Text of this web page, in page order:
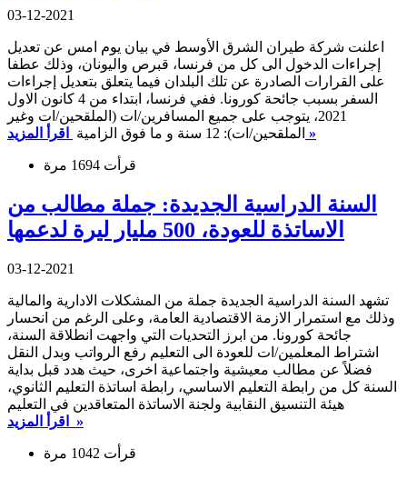
03-12-2021
اعلنت شركة طيران الشرق الأوسط في بيان يوم امس عن تعديل
إجراءات الدخول الى كل من فرنسا، قبرص واليونان، وذلك عطفا
على القرارات الصادرة عن تلك البلدان فيما يتعلق بتعديل إجراءات
السفر بسبب جائحة كورونا. ففي فرنسا، ابتداء من 4 كانون الاول
2021، يتوجب على جميع المسافرين/ات (الملقحين/ات وغير
الملقحين/ات): 12 سنة و ما فوق الزامية اقرأ المزيد »
قرأت 1694 مرة
السنة الدراسية الجديدة: جملة مطالب من
الاساتذة للعودة، 500 مليار ليرة لدعمها
03-12-2021
تشهد السنة الدراسية الجديدة جملة من المشكلات الادارية والمالية
وذلك مع استمرار الازمة الاقتصادية العامة، وعلى الرغم من انحسار
جائحة كورونا. من ابرز التحديات التي واجهت انطلاقة السنة،
اشتراط المعلمين/ات للعودة الى التعليم رفع الرواتب وبدل النقل
فضلاً عن مطالب معيشية واجتماعية اخرى، حيث هدد قبل بداية
السنة كل من رابطة التعليم الاساسي، رابطة اساتذة التعليم الثانوي،
هيئة التنسيق النقابية ولجنة الاساتذة المتعاقدين في التعليم
اقرأ المزيد »
قرأت 1042 مرة